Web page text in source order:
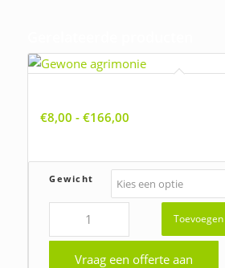
€8,00 - €166,00
€166,00
Gewicht
Vraag een offerte aan